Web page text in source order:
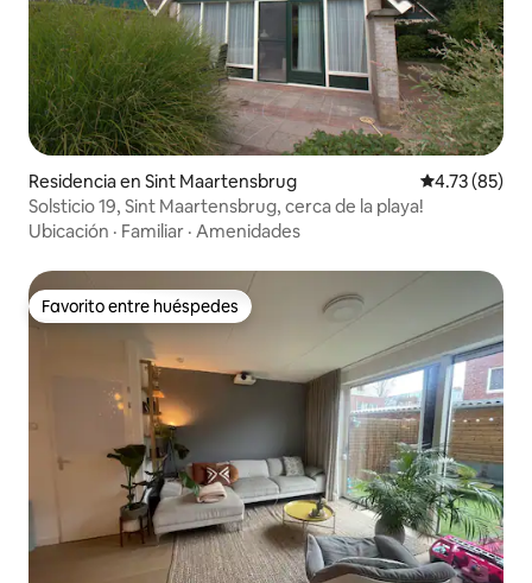
Residencia en Sint Maartensbrug Calificación
4.73 (85)
Solsticio 19, Sint Maartensbrug, cerca de la playa!
Ubicación · Familiar · Amenidades
Favorito entre huéspedes
Favorito entre huéspedes